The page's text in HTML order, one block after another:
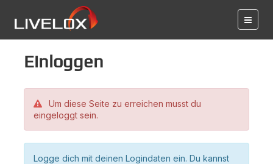
Einloggen
Um diese Seite zu erreichen musst du
eingeloggt sein.
Logge dich mit deinen Logindaten ein. Du kannst